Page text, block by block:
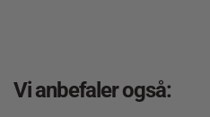
Vi anbefaler også: